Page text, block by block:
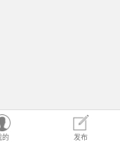
的 发布